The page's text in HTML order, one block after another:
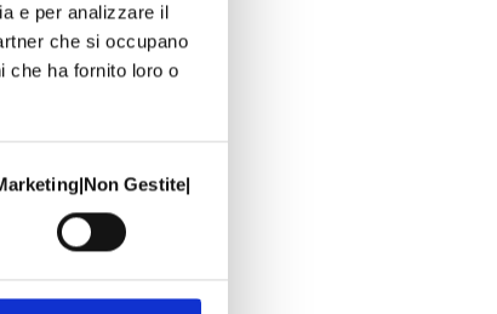
e per analizzare il
che si occupano
che ha fornito loro o
Gestite|